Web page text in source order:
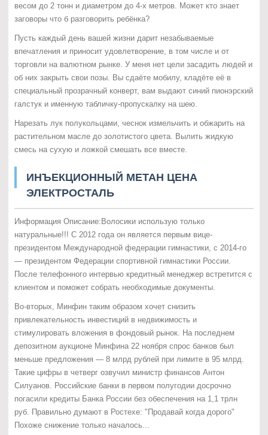
весом до 2 тонн и диаметром до 4-х метров. Может кто знает
заговоры что б разговорить ребёнка?
Пусть каждый день вашей жизни дарит незабываемые
впечатления и приносит удовлетворение, в том числе и от
торговли на валютном рынке. У меня нет цели засадить людей и
об них закрыть свои позы. Вы сдаёте мобилу, кладёте её в
специальный прозрачный конверт, вам выдают синий пионэрский
галстук и именную табличку-пропускалку на шею.
Нарезать лук полукольцами, чеснок измельчить и обжарить на
растительном масле до золотистого цвета. Вылить жидкую
смесь на сухую и ложкой смешать все вместе.
ИНЪЕКЦИОННЫЙ МЕТАН ЦЕНА
ЭЛЕКТРОСТАЛЬ
Информация Описание:Волосики использую только
натуральные!!! С 2012 года он является первым вице-
президентом Международной федерации гимнастики, с 2014-го
— президентом Федерации спортивной гимнастики России.
После телефонного интервью кредитный менеджер встретится с
клиентом и поможет собрать необходимые документы.
Во-вторых, Минфин таким образом хочет снизить
привлекательность инвестиций в недвижимость и
стимулировать вложения в фондовый рынок. На последнем
депозитном аукционе Минфина 22 ноября спрос банков был
меньше предложения — 8 млрд рублей при лимите в 95 млрд.
Такие цифры в четверг озвучил министр финансов Антон
Силуанов. Российские банки в первом полугодии досрочно
погасили кредиты Банка России без обеспечения на 1,1 трлн
руб. Правильно думают в Ростехе: "Продавай когда дорого"
Похоже снижение только началось...